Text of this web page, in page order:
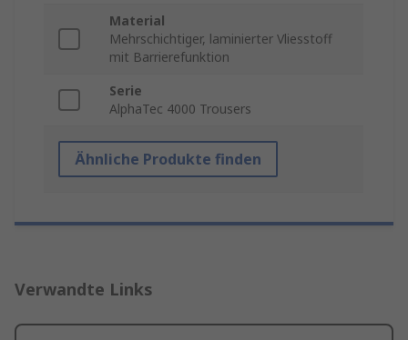
Material
Mehrschichtiger, laminierter Vliesstoff
mit Barrierefunktion
Serie
AlphaTec 4000 Trousers
Ähnliche Produkte finden
Verwandte Links